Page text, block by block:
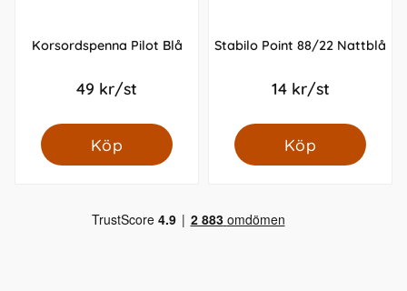
Korsordspenna Pilot Blå
49 kr/st
Köp
Stabilo Point 88/22 Nattblå
14 kr/st
Köp